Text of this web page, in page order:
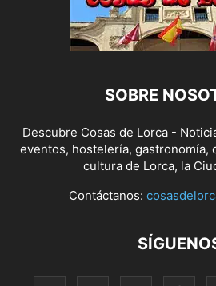
SOBRE
Descubre Cosas de Lorca -
eventos, hostelería, gastronomía,
cultura de Lorca, la
Contáctanos: